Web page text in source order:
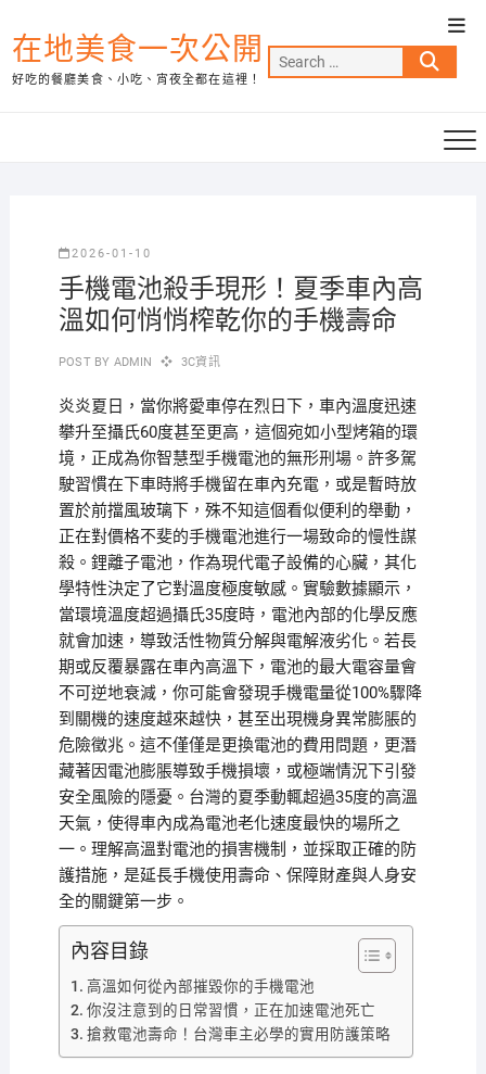
to
content
在地美食一次公開
好吃的餐廳美食、小吃、宵夜全都在這裡！
Search
…
2026-01-10
手機電池殺手現形！夏季車內高
溫如何悄悄榨乾你的手機壽命
POST BY ADMIN 3C資訊
炎炎夏日，當你將愛車停在烈日下，車內溫度迅速
攀升至攝氏60度甚至更高，這個宛如小型烤箱的環
境，正成為你智慧型手機電池的無形刑場。許多駕
駛習慣在下車時將手機留在車內充電，或是暫時放
置於前擋風玻璃下，殊不知這個看似便利的舉動，
正在對價格不斐的手機電池進行一場致命的慢性謀
殺。鋰離子電池，作為現代電子設備的心臟，其化
學特性決定了它對溫度極度敏感。實驗數據顯示，
當環境溫度超過攝氏35度時，電池內部的化學反應
就會加速，導致活性物質分解與電解液劣化。若長
期或反覆暴露在車內高溫下，電池的最大電容量會
不可逆地衰減，你可能會發現手機電量從100%驟降
到關機的速度越來越快，甚至出現機身異常膨脹的
危險徵兆。這不僅僅是更換電池的費用問題，更潛
藏著因電池膨脹導致手機損壞，或極端情況下引發
安全風險的隱憂。台灣的夏季動輒超過35度的高溫
天氣，使得車內成為電池老化速度最快的場所之
一。理解高溫對電池的損害機制，並採取正確的防
護措施，是延長手機使用壽命、保障財產與人身安
全的關鍵第一步。
內容目錄
高溫如何從內部摧毀你的手機電池
你沒注意到的日常習慣，正在加速電池死亡
搶救電池壽命！台灣車主必學的實用防護策略